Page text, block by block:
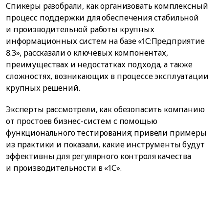
Спикеры разобрали, как организовать комплексный
процесс поддержки для обеспечения стабильной
и производительной работы крупных
информационных систем на базе «1С:Предприятие
8.3», рассказали о ключевых компонентах,
преимуществах и недостатках подхода, а также
сложностях, возникающих в процессе эксплуатации
крупных решений.
Эксперты рассмотрели, как обезопасить компанию
от простоев бизнес-систем с помощью
функционального тестирования; привели примеры
из практики и показали, какие инструменты будут
эффективны для регулярного контроля качества
и производительности в «1С».